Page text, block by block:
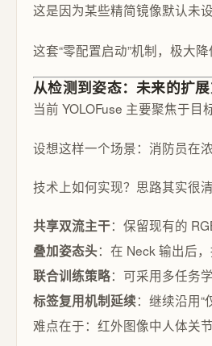
这是因为某些精简镜像默认未
这套“零配置启动”机制，极大
从检测到姿态：未来的扩
当前 YOLOFuse 主要聚焦于
设想这样一个场景：消防员在
技术上如何实现？思路其实很清
共享双流主干：保留现有的
叠加姿态头：在 Neck 输出后
联合训练策略：可采用多任务
标签复用机制延续：继续沿用“
难点在于：红外图像中人体关